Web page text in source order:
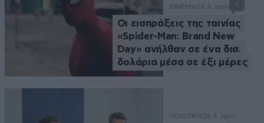
ΣΙΝΕΜΑ26 λ. πριν 1
Οι εισπράξεις της ταινίας
«Spider-Man: Brand New
Day» ανήλθαν σε ένα δισ.
δολάρια μέσα σε έξι μέρες
ΠΟΛΙΤΙΚΗ 26 λ. πριν